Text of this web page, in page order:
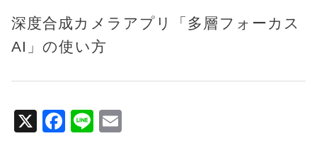
深度合成カメラアプリ「多層フォーカス
AI」の使い方
X
F
Li